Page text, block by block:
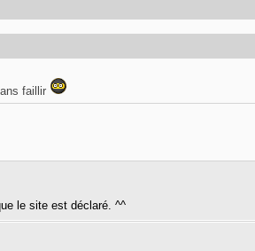
faillir
le site est déclaré. ^^